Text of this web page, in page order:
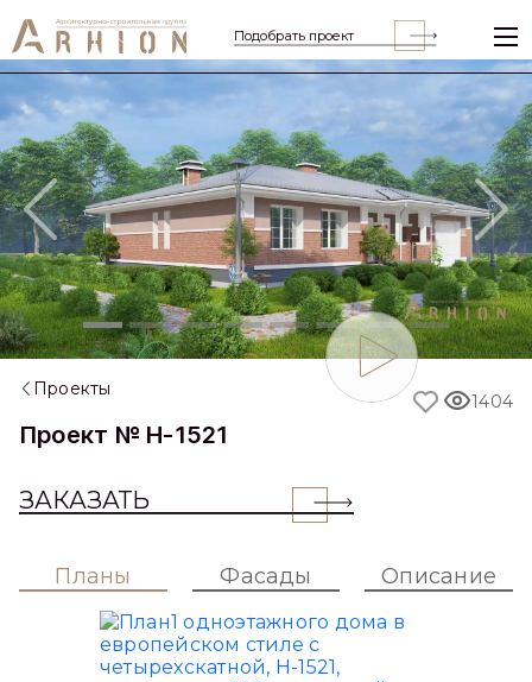
Подобрать проект
Previous
Проекты
Проект № H-1521
ЗАКАЗАТЬ
1404
Планы Фасады Описание